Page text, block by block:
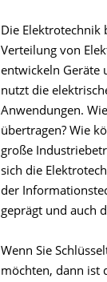
Die Elektrotechnik
Verteilung von
entwickeln Geräte
nutzt die
Anwendungen.
übertragen? Wie
große
sich die
der
geprägt und auch
Wenn Sie
möchten, dann ist